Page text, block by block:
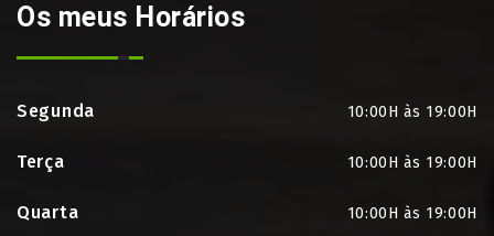
Os meus Horários
Segunda 10:00H às 19:00H
Terça 10:00H às 19:00H
Quarta 10:00H às 19:00H